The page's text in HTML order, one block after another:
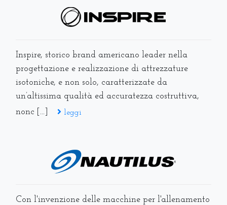
Inspire, storico brand americano leader nella
progettazione e realizzazione di attrezzature
isotoniche, e non solo, caratterizzate da
un’altissima qualità ed accuratezza costruttiva,
nonc [...]
leggi
Con l'invenzione delle macchine per l'allenamento